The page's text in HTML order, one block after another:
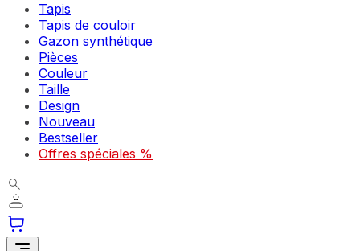
Tapis
Tapis de couloir
Gazon synthétique
Pièces
Couleur
Taille
Design
Nouveau
Bestseller
Offres spéciales %
Les cookies indispensables sont cruciaux pour les
Les cookies liés aux préférences permettent au site de
comme votre langue préférée ou la région dans laquelle